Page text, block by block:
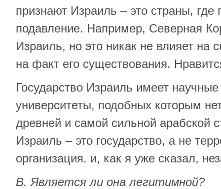
признают Израиль – это страны, где
подавление. Например, Северная
Израиль, но это никак не влияет на
на факт его существования.
Государство Израиль имеет
университеты, подобных которым
древней и самой сильной арабской
Израиль – это государство, а не
организация. и, как я уже сказал,
В. Является ли она легитимной?